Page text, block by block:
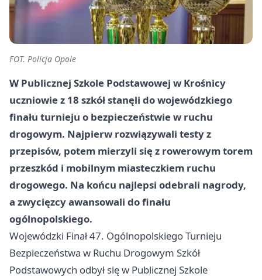
FOT. Policja Opole
W Publicznej Szkole Podstawowej w Krośnicy
uczniowie z 18 szkół stanęli do wojewódzkiego
finału turnieju o bezpieczeństwie w ruchu
drogowym. Najpierw rozwiązywali testy z
przepisów, potem mierzyli się z rowerowym torem
przeszkód i mobilnym miasteczkiem ruchu
drogowego. Na końcu najlepsi odebrali nagrody,
a zwycięzcy awansowali do finału
ogólnopolskiego.
Wojewódzki Finał 47. Ogólnopolskiego Turnieju
Bezpieczeństwa w Ruchu Drogowym Szkół
Podstawowych odbył się w Publicznej Szkole